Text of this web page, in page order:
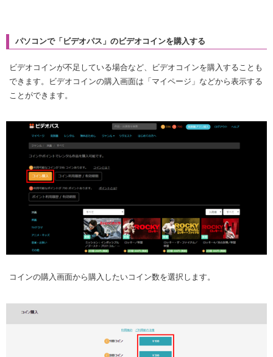
パソコンで「ビデオパス」のビデオコインを購入する
ビデオコインが不足している場合など、ビデオコインを購入することも
できます。ビデオコインの購入画面は「マイページ」などから表示する
ことができます。
コインの購入画面から購入したいコイン数を選択します。